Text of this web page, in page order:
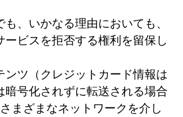
、いかなる理由においても、
ービスを拒否する権利を留保し
ンツ（クレジットカード情報は
暗号化されずに転送される場合
まざまなネットワークを介し